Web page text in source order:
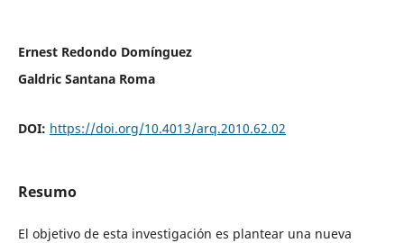
Ernest Redondo Domínguez
Galdric Santana Roma
DOI: https://doi.org/10.4013/arq.2010.62.02
Resumo
El objetivo de esta investigación es plantear una nueva